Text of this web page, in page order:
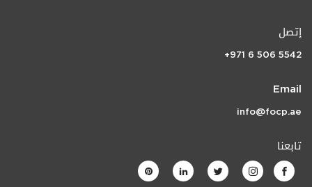
إتصل
+971 6 506 5542
Email
info@focp.ae
تابعنا